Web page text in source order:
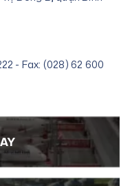
- Fax: (028) 62 600